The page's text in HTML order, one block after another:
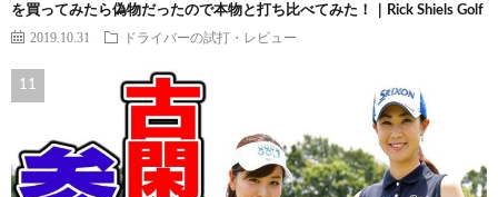
を買ってみたら偽物だったので本物と打ち比べてみた！｜Rick Shiels Golf
2019.10.31 ドライバーの試打・レビュー